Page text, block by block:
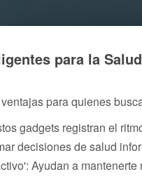
para la Salud
para quienes
gadgets registran el
decisiones de salud
Ayudan a